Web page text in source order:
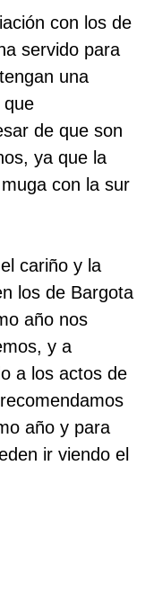
con los de
servido para
una
que
de que son
ya que la
con la sur
cariño y la
los de Bargota
año nos
y a
a los actos de
año y para
ir viendo el